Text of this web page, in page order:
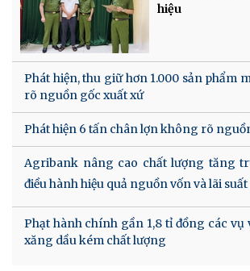
hiệu
Phát hiện, thu giữ hơn 1.000 sản phẩm
rõ nguồn gốc xuất xứ
Phát hiện 6 tấn chân lợn không rõ
Agribank nâng cao chất lượng tăng
điều hành hiệu quả nguồn vốn và lãi suất
Phạt hành chính gần 1,8 tỉ đồng các vụ
xăng dầu kém chất lượng